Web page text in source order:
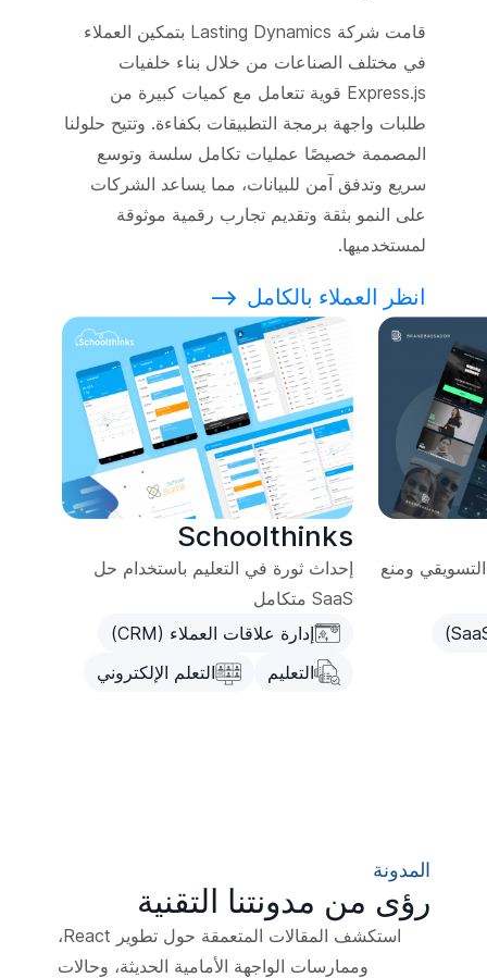
قامت شركة Lasting Dynamics بتمكين العملاء
في مختلف الصناعات من خلال بناء خلفيات
Express.js قوية تتعامل مع كميات كبيرة من
طلبات واجهة برمجة التطبيقات بكفاءة. وتتيح حلولنا
المصممة خصيصًا عمليات تكامل سلسة وتوسع
سريع وتدفق آمن للبيانات، مما يساعد الشركات
على النمو بثقة وتقديم تجارب رقمية موثوقة
لمستخدميها.
انظر العملاء بالكامل ⟶
Schoolthinks
إحداث ثورة في التعليم باستخدام حل
SaaS متكامل
إدارة علاقات العملاء (CRM)
التعليم
التعلم الإلكتروني
التسويقي ومنع
المدونة
رؤى من مدونتنا التقنية
استكشف المقالات المتعمقة حول تطوير React،
وممارسات الواجهة الأمامية الحديثة، وحالات